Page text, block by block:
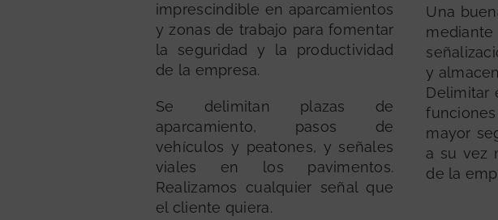
imprescindible en aparcamientos
y zonas de trabajo para fomentar
la seguridad y la productividad
de la empresa.
Se delimitan plazas de
aparcamiento, pasos de
vehículos y peatones, y señales
viales en los pavimentos.
Realizamos cualquier señal que
el cliente quiera.
Una
y
Delimitar
mayor
a su vez
de la